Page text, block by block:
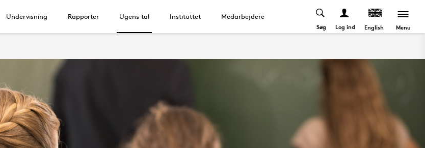
Undervisning Rapporter Ugens tal Instituttet Medarbejdere
Søg Log ind English Menu